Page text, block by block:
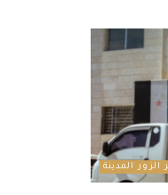
الزور المدينة